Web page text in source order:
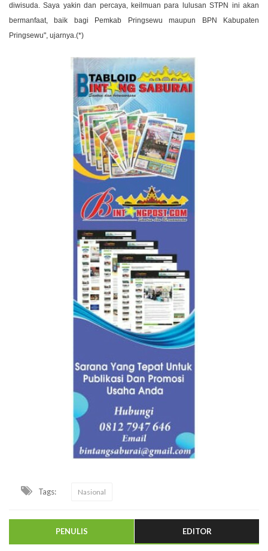
diwisuda. Saya yakin dan percaya, keilmuan para lulusan STPN ini akan
bermanfaat, baik bagi Pemkab Pringsewu maupun BPN Kabupaten
Pringsewu", ujarnya.(*)
Tags: Nasional
PENULIS EDITOR